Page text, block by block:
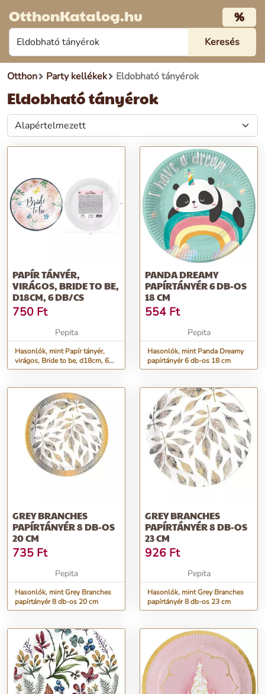
OtthonKatalog.hu %
Otthon Party kellékek Eldobható tányérok
Eldobható tányérok
PAPÍR TÁNYÉR,
VIRÁGOS, BRIDE TO BE,
D18CM, 6 DB/CS
750 Ft
Pepita
Hasonlók, mint Papír tányér,
virágos, Bride to be, d18cm, 6
db/cs
PANDA DREAMY
PAPÍRTÁNYÉR 6 DB-OS
18 CM
554 Ft
Pepita
Hasonlók, mint Panda Dreamy
papírtányér 6 db-os 18 cm
GREY BRANCHES
PAPÍRTÁNYÉR 8 DB-OS
20 CM
735 Ft
Pepita
Hasonlók, mint Grey Branches
papírtányér 8 db-os 20 cm
GREY BRANCHES
PAPÍRTÁNYÉR 8 DB-OS
23 CM
926 Ft
Pepita
Hasonlók, mint Grey Branches
papírtányér 8 db-os 23 cm